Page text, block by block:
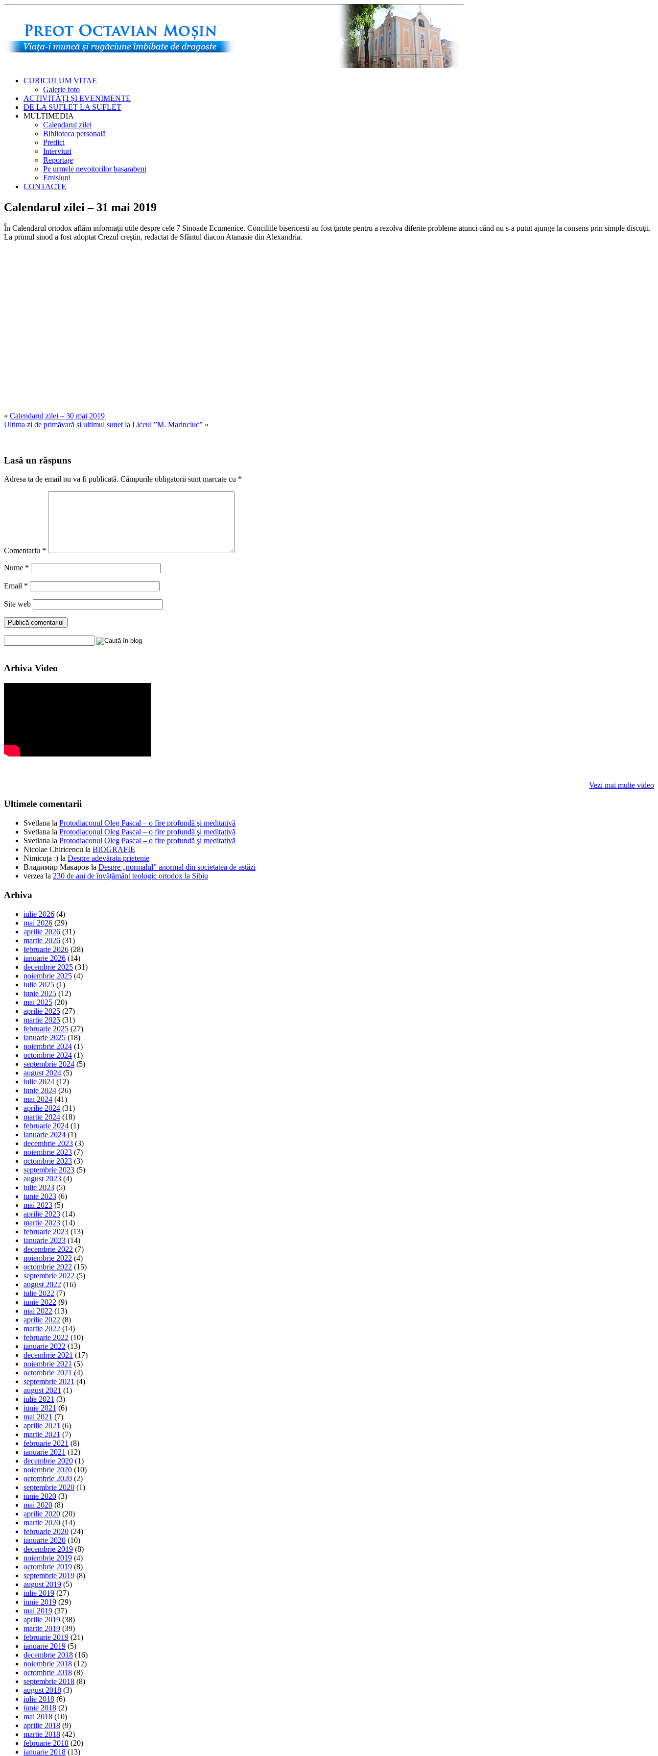
CURICULUM VITAE
Galerie foto
ACTIVITĂȚI ȘI EVENIMENTE
DE LA SUFLET LA SUFLET
MULTIMEDIA
Calendarul zilei
Biblioteca personală
Predici
Interviuri
Reportaje
Pe urmele nevoitorilor basarabeni
Emisiuni
CONTACTE
Calendarul zilei – 31 mai 2019
În Calendarul ortodox aflăm informații utile despre cele 7 Sinoade Ecumenice. Conciliile bisericesti au fost ţinute pentru a rezolva diferite probleme atunci când nu s-a putut ajunge la consens prin simple discuţii.
La primul sinod a fost adoptat Crezul creştin, redactat de Sfântul diacon Atanasie din Alexandria.
« Calendarul zilei – 30 mai 2019
Ultima zi de primăvară și ultimul sunet la Liceul ”M. Marinciuc” »
Lasă un răspuns
Adresa ta de email nu va fi publicată. Câmpurile obligatorii sunt marcate cu *
Comentariu *
Nume *
Email *
Site web
Arhiva Video
Vezi mai multe video
Ultimele comentarii
Svetlana la Protodiaconul Oleg Pascal – o fire profundă şi meditativă
Svetlana la Protodiaconul Oleg Pascal – o fire profundă şi meditativă
Svetlana la Protodiaconul Oleg Pascal – o fire profundă şi meditativă
Nicolae Chiricencu la BIOGRAFIE
Nimicuța :) la Despre adevărata prietenie
Владимир Макаров la Despre „normalul” anormal din societatea de astăzi
verzea la 230 de ani de învățământ teologic ortodox la Sibiu
Arhiva
iulie 2026 (4)
mai 2026 (29)
aprilie 2026 (31)
martie 2026 (31)
februarie 2026 (28)
ianuarie 2026 (14)
decembrie 2025 (31)
noiembrie 2025 (4)
iulie 2025 (1)
iunie 2025 (12)
mai 2025 (20)
aprilie 2025 (27)
martie 2025 (31)
februarie 2025 (27)
ianuarie 2025 (18)
noiembrie 2024 (1)
octombrie 2024 (1)
septembrie 2024 (5)
august 2024 (5)
iulie 2024 (12)
iunie 2024 (26)
mai 2024 (41)
aprilie 2024 (31)
martie 2024 (18)
februarie 2024 (1)
ianuarie 2024 (1)
decembrie 2023 (3)
noiembrie 2023 (7)
octombrie 2023 (3)
septembrie 2023 (5)
august 2023 (4)
iulie 2023 (5)
iunie 2023 (6)
mai 2023 (5)
aprilie 2023 (14)
martie 2023 (14)
februarie 2023 (13)
ianuarie 2023 (14)
decembrie 2022 (7)
noiembrie 2022 (4)
octombrie 2022 (15)
septembrie 2022 (5)
august 2022 (16)
iulie 2022 (7)
iunie 2022 (9)
mai 2022 (13)
aprilie 2022 (8)
martie 2022 (14)
februarie 2022 (10)
ianuarie 2022 (13)
decembrie 2021 (17)
noiembrie 2021 (5)
octombrie 2021 (4)
septembrie 2021 (4)
august 2021 (1)
iulie 2021 (3)
iunie 2021 (6)
mai 2021 (7)
aprilie 2021 (6)
martie 2021 (7)
februarie 2021 (8)
ianuarie 2021 (12)
decembrie 2020 (1)
noiembrie 2020 (10)
octombrie 2020 (2)
septembrie 2020 (1)
iunie 2020 (3)
mai 2020 (8)
aprilie 2020 (20)
martie 2020 (14)
februarie 2020 (24)
ianuarie 2020 (10)
decembrie 2019 (8)
noiembrie 2019 (4)
octombrie 2019 (8)
septembrie 2019 (8)
august 2019 (5)
iulie 2019 (27)
iunie 2019 (29)
mai 2019 (37)
aprilie 2019 (38)
martie 2019 (39)
februarie 2019 (21)
ianuarie 2019 (5)
decembrie 2018 (16)
noiembrie 2018 (12)
octombrie 2018 (8)
septembrie 2018 (8)
august 2018 (3)
iulie 2018 (6)
iunie 2018 (2)
mai 2018 (10)
aprilie 2018 (9)
martie 2018 (42)
februarie 2018 (20)
ianuarie 2018 (13)